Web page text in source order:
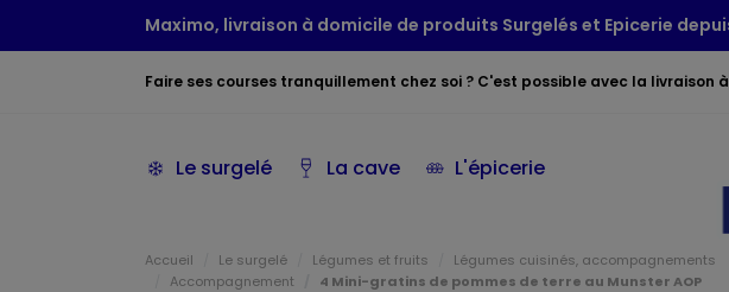
Maximo, livraison à domicile de produits Surgelés et Epicerie
Faire ses courses tranquillement chez soi ? C'est possible avec la livraison
Le surgelé La cave L'épicerie
Accueil Le surgelé Légumes et fruits
Légumes cuisinés, accompagnements
Accompagnement
4 Mini-gratins de pommes de terre au Munster AOP